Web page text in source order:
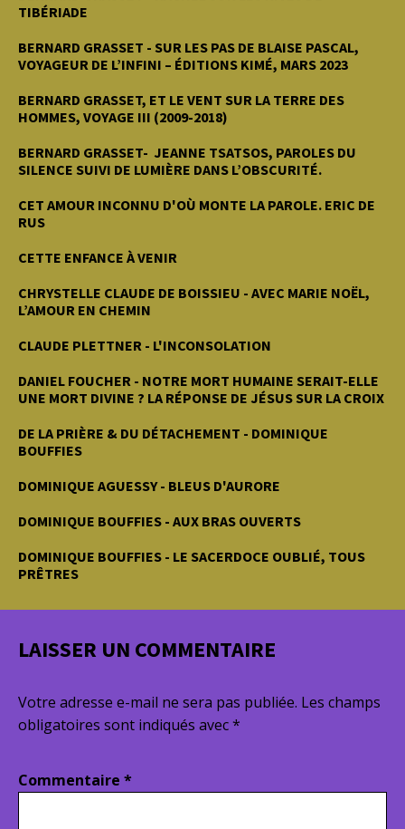
TIBÉRIADE
BERNARD GRASSET - SUR LES PAS DE BLAISE PASCAL,
VOYAGEUR DE L’INFINI – ÉDITIONS KIMÉ, MARS 2023
BERNARD GRASSET, ET LE VENT SUR LA TERRE DES
HOMMES, VOYAGE III (2009-2018)
BERNARD GRASSET- JEANNE TSATSOS, PAROLES DU
SILENCE SUIVI DE LUMIÈRE DANS L’OBSCURITÉ.
CET AMOUR INCONNU D'OÙ MONTE LA PAROLE. ERIC DE
RUS
CETTE ENFANCE À VENIR
CHRYSTELLE CLAUDE DE BOISSIEU - AVEC MARIE NOËL,
L’AMOUR EN CHEMIN
CLAUDE PLETTNER - L'INCONSOLATION
DANIEL FOUCHER - NOTRE MORT HUMAINE SERAIT-ELLE
UNE MORT DIVINE ? LA RÉPONSE DE JÉSUS SUR LA CROIX
DE LA PRIÈRE & DU DÉTACHEMENT - DOMINIQUE
BOUFFIES
DOMINIQUE AGUESSY - BLEUS D'AURORE
DOMINIQUE BOUFFIES - AUX BRAS OUVERTS
DOMINIQUE BOUFFIES - LE SACERDOCE OUBLIÉ, TOUS
PRÊTRES
LAISSER UN COMMENTAIRE
Votre adresse e-mail ne sera pas publiée. Les champs
obligatoires sont indiqués avec*
Commentaire *